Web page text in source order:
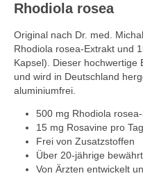
Rhodiola rosea
Original nach Dr. med.
Rhodiola rosea-Extrakt und
Kapsel). Dieser hochwertige
und wird in Deutschland
aluminiumfrei.
500 mg Rhodiola
15 mg Rosavine pro
Frei von Zusatzstoffen
Über 20-jährige
Von Ärzten entwickelt